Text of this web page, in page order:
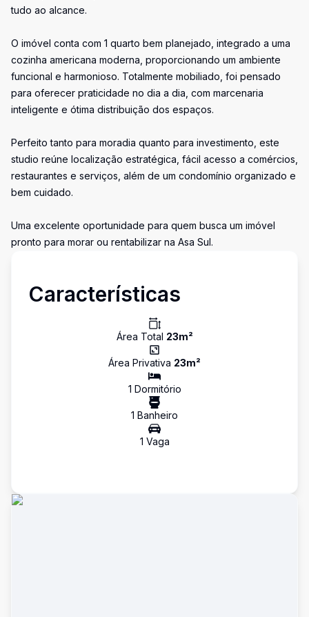
tudo ao alcance.
O imóvel conta com 1 quarto bem planejado, integrado a uma
cozinha americana moderna, proporcionando um ambiente
funcional e harmonioso. Totalmente mobiliado, foi pensado
para oferecer praticidade no dia a dia, com marcenaria
inteligente e ótima distribuição dos espaços.
Perfeito tanto para moradia quanto para investimento, este
studio reúne localização estratégica, fácil acesso a comércios,
restaurantes e serviços, além de um condomínio organizado e
bem cuidado.
Uma excelente oportunidade para quem busca um imóvel
pronto para morar ou rentabilizar na Asa Sul.
Características
Área Total 23m²
Área Privativa 23m²
1 Dormitório
1 Banheiro
1 Vaga